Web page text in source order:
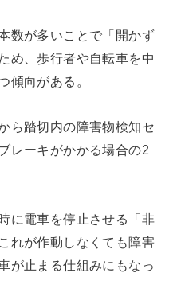
数が多いことで「開かず
め、歩行者や自転車を中
傾向がある。
ら踏切内の障害物検知セ
レーキがかかる場合の2
に電車を停止させる「非
れが作動しなくても障害
が止まる仕組みにもなっ